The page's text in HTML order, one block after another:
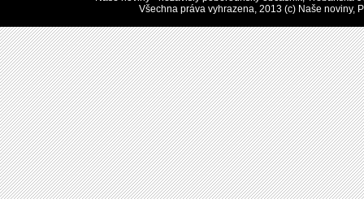
Všechna práva vyhrazena, 2013 (c) Naše noviny,